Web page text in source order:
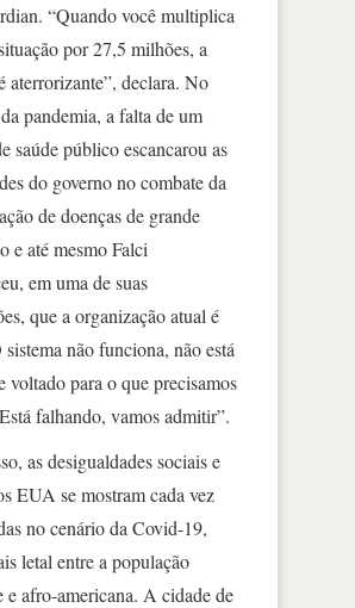
“Quando você multiplica
por 27,5 milhões, a
aterrorizante”, declara. No
pandemia, a falta de um
saúde público escancarou as
do governo no combate da
de doenças de grande
e até mesmo Falci
em uma de suas
que a organização atual é
não funciona, não está
voltado para o que precisamos
falhando, vamos admitir”.
as desigualdades sociais e
EUA se mostram cada vez
no cenário da Covid-19,
letal entre a população
e afro-americana. A cidade de